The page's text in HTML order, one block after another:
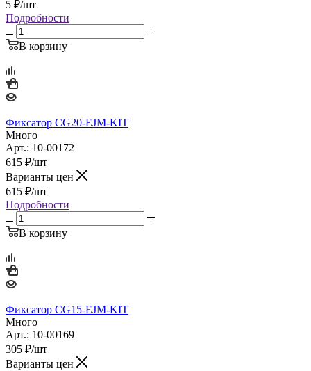
5 ₽/шт
Подробности
В корзину
Фиксатор CG20-EJM-KIT
Много
Арт.: 10-00172
615 ₽/шт
Варианты цен
615 ₽/шт
Подробности
В корзину
Фиксатор CG15-EJM-KIT
Много
Арт.: 10-00169
305 ₽/шт
Варианты цен